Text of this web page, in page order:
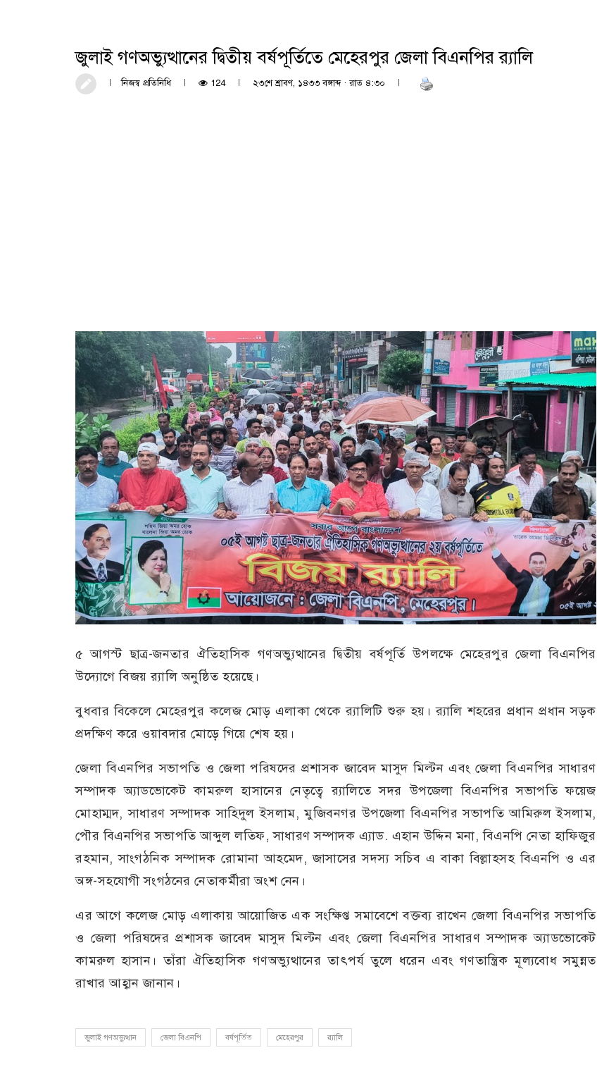
জুলাই গণঅভ্যুত্থানের দ্বিতীয় বর্ষপূর্তিতে মেহেরপুর জেলা বিএনপির র‍্যালি
নিজস্ব প্রতিনিধি 124 ২৩শে শ্রাবণ, ১৪৩৩ বঙ্গাব্দ · রাত ৪:৩০
৫ আগস্ট ছাত্র-জনতার ঐতিহাসিক গণঅভ্যুত্থানের দ্বিতীয় বর্ষপূর্তি উপলক্ষে মেহেরপুর জেলা বিএনপির
উদ্যোগে বিজয় র‍্যালি অনুষ্ঠিত হয়েছে।
বুধবার বিকেলে মেহেরপুর কলেজ মোড় এলাকা থেকে র‍্যালিটি শুরু হয়। র‍্যালি শহরের প্রধান প্রধান সড়ক
প্রদক্ষিণ করে ওয়াবদার মোড়ে গিয়ে শেষ হয়।
জেলা বিএনপির সভাপতি ও জেলা পরিষদের প্রশাসক জাবেদ মাসুদ মিল্টন এবং জেলা বিএনপির সাধারণ
সম্পাদক অ্যাডভোকেট কামরুল হাসানের নেতৃত্বে র‍্যালিতে সদর উপজেলা বিএনপির সভাপতি ফয়েজ
মোহাম্মদ, সাধারণ সম্পাদক সাহিদুল ইসলাম, মুজিবনগর উপজেলা বিএনপির সভাপতি আমিরুল ইসলাম,
পৌর বিএনপির সভাপতি আব্দুল লতিফ, সাধারণ সম্পাদক এ্যাড. এহান উদ্দিন মনা, বিএনপি নেতা হাফিজুর
রহমান, সাংগঠনিক সম্পাদক রোমানা আহমেদ, জাসাসের সদস্য সচিব এ বাকা বিল্লাহসহ বিএনপি ও এর
অঙ্গ-সহযোগী সংগঠনের নেতাকর্মীরা অংশ নেন।
এর আগে কলেজ মোড় এলাকায় আয়োজিত এক সংক্ষিপ্ত সমাবেশে বক্তব্য রাখেন জেলা বিএনপির সভাপতি
ও জেলা পরিষদের প্রশাসক জাবেদ মাসুদ মিল্টন এবং জেলা বিএনপির সাধারণ সম্পাদক অ্যাডভোকেট
কামরুল হাসান। তাঁরা ঐতিহাসিক গণঅভ্যুত্থানের তাৎপর্য তুলে ধরেন এবং গণতান্ত্রিক মূল্যবোধ সমুন্নত
রাখার আহ্বান জানান।
জুলাই গণঅভ্যুত্থান জেলা বিএনপি বর্ষপূর্তিত মেহেরপুর র‍্যালি